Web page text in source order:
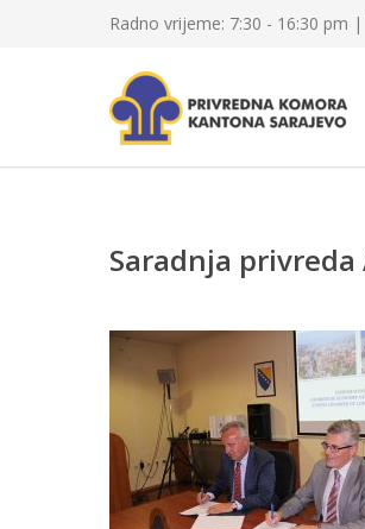
Radno vrijeme: 7:30 - 16:30 pm
Saradnja privreda